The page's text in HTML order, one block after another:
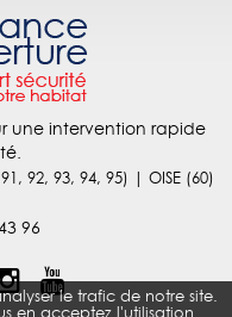
une intervention rapide
92, 93, 94, 95) | OISE (60)
96
le trafic de notre site.
en acceptez l'utilisation.